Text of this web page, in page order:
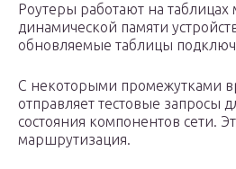
Роутеры работают на
динамической памяти
обновляемые таблицы
С некоторыми промежутками
отправляет тестовые запросы
состояния компонентов сети.
маршрутизация.